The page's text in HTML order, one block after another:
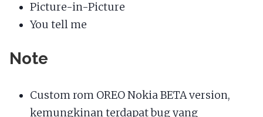
Picture-in-Picture
You tell me
Note
Custom rom OREO Nokia BETA version,
kemungkinan terdapat bug yang